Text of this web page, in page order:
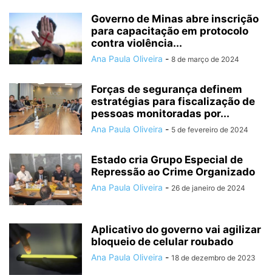
Governo de Minas abre inscrição
para capacitação em protocolo
contra violência...
Ana Paula Oliveira - 8 de março de 2024
Forças de segurança definem
estratégias para fiscalização de
pessoas monitoradas por...
Ana Paula Oliveira - 5 de fevereiro de 2024
Estado cria Grupo Especial de
Repressão ao Crime Organizado
Ana Paula Oliveira - 26 de janeiro de 2024
Aplicativo do governo vai agilizar
bloqueio de celular roubado
Ana Paula Oliveira - 18 de dezembro de 2023